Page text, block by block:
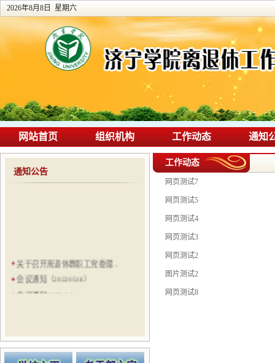
2026年8月8日 星期六
网站首页 组织机构 工作动态 通知
通知公告
关于召开离退休教职工党委理...
会议通知（20220518）
会议通知 2022.3.8
会议通知（20210506）
会议通知（20210422）
工作动态
网页测试7
网页测试5
网页测试4
网页测试3
网页测试2
图片测试2
网页测试8